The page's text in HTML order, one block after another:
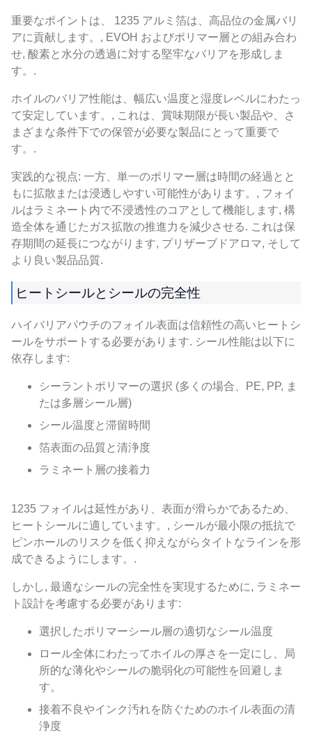
重要なポイントは、 1235 アルミ箔は、高品位の金属バリ
アに貢献します。, EVOH およびポリマー層との組み合わ
せ, 酸素と水分の透過に対する堅牢なバリアを形成しま
す。.
ホイルのバリア性能は、幅広い温度と湿度レベルにわたっ
て安定しています。, これは、賞味期限が長い製品や、さ
まざまな条件下での保管が必要な製品にとって重要で
す。.
実践的な視点: 一方、単一のポリマー層は時間の経過とと
もに拡散または浸透しやすい可能性があります。, フォイ
ルはラミネート内で不浸透性のコアとして機能します, 構
造全体を通じたガス拡散の推進力を減少させる. これは保
存期間の延長につながります, プリザーブドアロマ, そして
より良い製品品質.
ヒートシールとシールの完全性
ハイバリアパウチのフォイル表面は信頼性の高いヒートシ
ールをサポートする必要があります. シール性能は以下に
依存します:
シーラントポリマーの選択 (多くの場合、PE, PP, ま
たは多層シール層)
シール温度と滞留時間
箔表面の品質と清浄度
ラミネート層の接着力
1235 フォイルは延性があり、表面が滑らかであるため、
ヒートシールに適しています。, シールが最小限の抵抗で
ピンホールのリスクを低く抑えながらタイトなラインを形
成できるようにします。.
しかし, 最適なシールの完全性を実現するために, ラミネー
ト設計を考慮する必要があります:
選択したポリマーシール層の適切なシール温度
ロール全体にわたってホイルの厚さを一定にし、局
所的な薄化やシールの脆弱化の可能性を回避しま
す。
接着不良やインク汚れを防ぐためのホイル表面の清
浄度